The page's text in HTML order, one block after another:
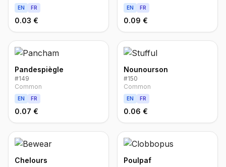
EN FR
0.03 €
EN FR
0.09 €
Pandespiègle
#149
Common
EN FR
0.07 €
Nounourson
#150
Common
EN FR
0.06 €
Chelours Poulpaf